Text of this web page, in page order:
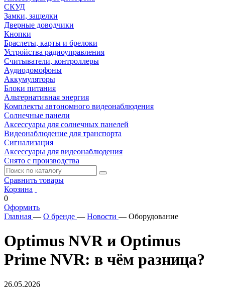
СКУД
Замки, защелки
Дверные доводчики
Кнопки
Браслеты, карты и брелоки
Устройства радиоуправления
Считыватели, контроллеры
Аудиодомофоны
Аккумуляторы
Блоки питания
Альтернативная энергия
Комплекты автономного видеонаблюдения
Солнечные панели
Аксессуары для солнечных панелей
Видеонаблюдение для транспорта
Сигнализация
Аксессуары для видеонаблюдения
Снято с производства
Сравнить товары
Корзина
0
Оформить
Главная — О бренде — Новости — Оборудование
Optimus NVR и Optimus
Prime NVR: в чём разница?
26.05.2026